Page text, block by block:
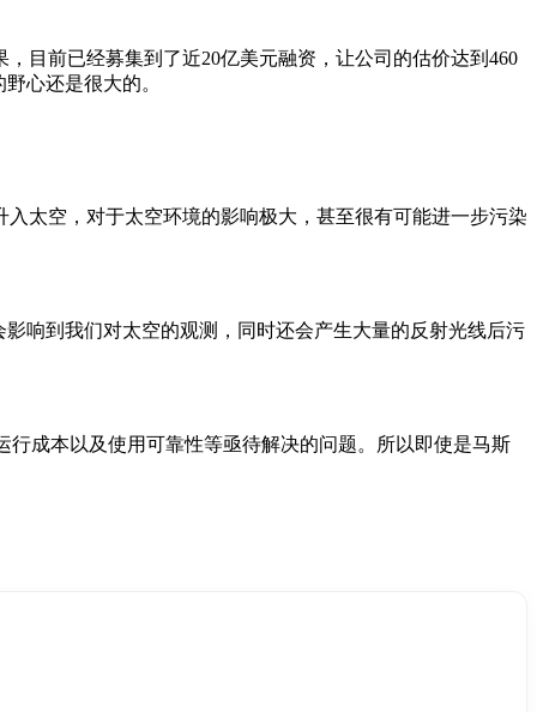
目前已经募集到了近20亿美元融资，让公司的估价达到460
心还是很大的。
太空，对于太空环境的影响极大，甚至很有可能进一步污染
响到我们对太空的观测，同时还会产生大量的反射光线后污
成本以及使用可靠性等亟待解决的问题。所以即使是马斯